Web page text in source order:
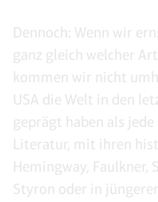
Dennoch: Wenn wir
ganz gleich welcher
kommen wir nicht
USA die Welt in den
geprägt haben als
Literatur, mit ihren
Hemingway, Faulkner,
Styron oder in